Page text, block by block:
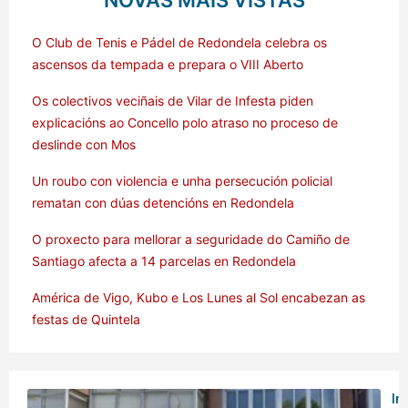
O Club de Tenis e Pádel de Redondela celebra os
ascensos da tempada e prepara o VIII Aberto
Os colectivos veciñais de Vilar de Infesta piden
explicacións ao Concello polo atraso no proceso de
deslinde con Mos
Un roubo con violencia e unha persecución policial
rematan con dúas detencións en Redondela
O proxecto para mellorar a seguridade do Camiño de
Santiago afecta a 14 parcelas en Redondela
América de Vigo, Kubo e Los Lunes al Sol encabezan as
festas de Quintela